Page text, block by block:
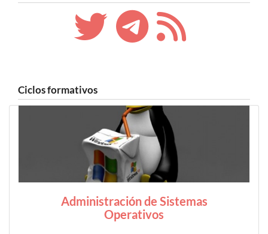
Ciclos formativos
Administración de Sistemas
Operativos